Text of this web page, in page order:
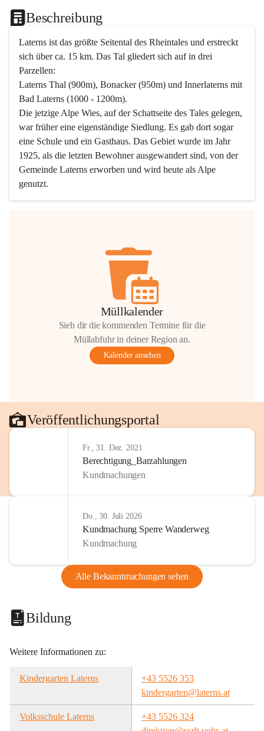
Beschreibung
Laterns ist das größte Seitental des Rheintales und erstreckt
sich über ca. 15 km. Das Tal gliedert sich auf in drei
Parzellen:
Laterns Thal (900m), Bonacker (950m) und Innerlaterns mit
Bad Laterns (1000 - 1200m).
Die jetzige Alpe Wies, auf der Schattseite des Tales gelegen,
war früher eine eigenständige Siedlung. Es gab dort sogar
eine Schule und ein Gasthaus. Das Gebiet wurde im Jahr
1925, als die letzten Bewohner ausgewandert sind, von der
Gemeinde Laterns erworben und wird heute als Alpe
genutzt.
Müllkalender
Sieh dir die kommenden Termine für die
Müllabfuhr in deiner Region an.
Kalender ansehen
Veröffentlichungsportal
Fr., 31. Dez. 2021
Berechtigung_Barzahlungen
Kundmachungen
Do., 30. Juli 2026
Kundmachung Sperre Wanderweg
Kundmachung
Alle Bekanntmachungen sehen
Bildung
Weitere Informationen zu:
Kindergarten Laterns
+43 5526 353
kindergarten@laterns.at
Volksschule Laterns
+43 5526 324